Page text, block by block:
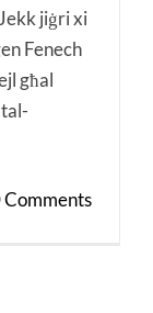
jiġri xi
Fenech
għal
Comments